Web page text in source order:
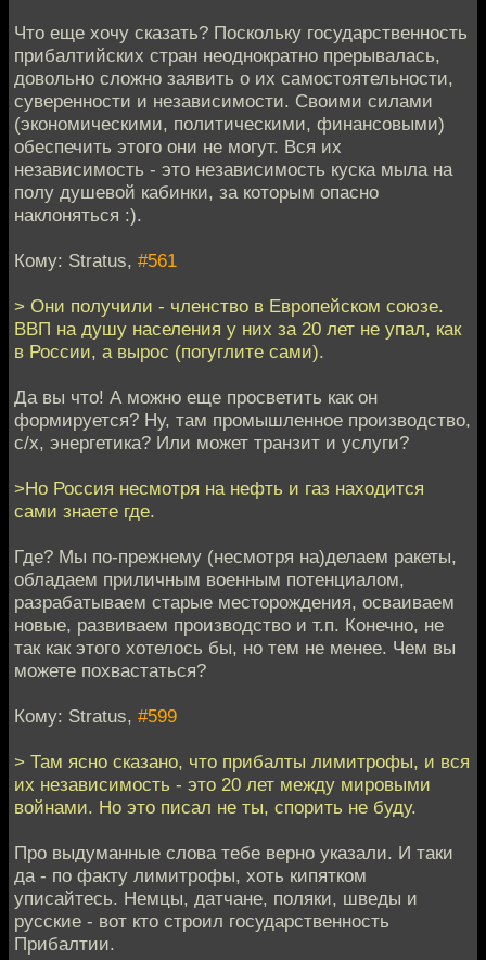
Что еще хочу сказать? Поскольку государственность
прибалтийских стран неоднократно прерывалась,
довольно сложно заявить о их самостоятельности,
суверенности и независимости. Своими силами
(экономическими, политическими, финансовыми)
обеспечить этого они не могут. Вся их
независимость - это независимость куска мыла на
полу душевой кабинки, за которым опасно
наклоняться :).
Кому: Stratus, #561
> Они получили - членство в Европейском союзе.
ВВП на душу населения у них за 20 лет не упал, как
в России, а вырос (погуглите сами).
Да вы что! А можно еще просветить как он
формируется? Ну, там промышленное производство,
с/х, энергетика? Или может транзит и услуги?
>Но Россия несмотря на нефть и газ находится
сами знаете где.
Где? Мы по-прежнему (несмотря на)делаем ракеты,
обладаем приличным военным потенциалом,
разрабатываем старые месторождения, осваиваем
новые, развиваем производство и т.п. Конечно, не
так как этого хотелось бы, но тем не менее. Чем вы
можете похвастаться?
Кому: Stratus, #599
> Там ясно сказано, что прибалты лимитрофы, и вся
их независимость - это 20 лет между мировыми
войнами. Но это писал не ты, спорить не буду.
Про выдуманные слова тебе верно указали. И таки
да - по факту лимитрофы, хоть кипятком
уписайтесь. Немцы, датчане, поляки, шведы и
русские - вот кто строил государственность
Прибалтии.